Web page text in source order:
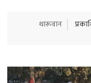
थारूवान